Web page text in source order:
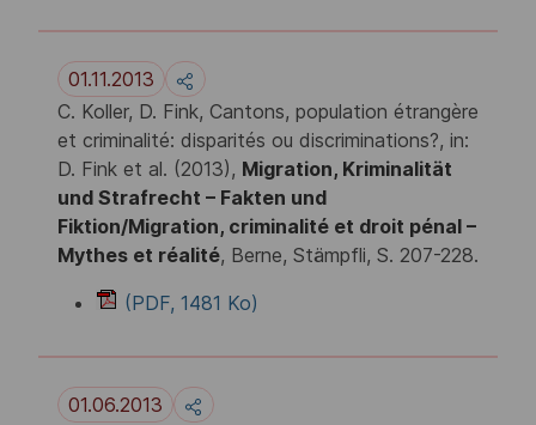
01.11.2013
C. Koller, D. Fink, Cantons, population étrangère
et criminalité: disparités ou discriminations?, in:
D. Fink et al. (2013), Migration, Kriminalität
und Strafrecht – Fakten und
Fiktion/Migration, criminalité et droit pénal –
Mythes et réalité, Berne, Stämpfli, S. 207-228.
(PDF, 1481 Ko)
01.06.2013